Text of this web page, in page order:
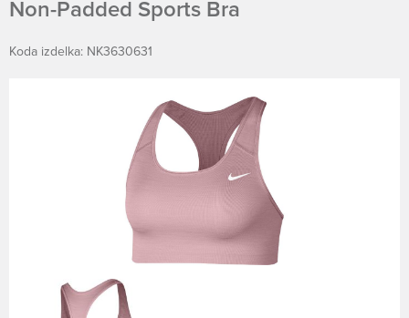
Non-Padded Sports Bra
Koda izdelka: NK3630631